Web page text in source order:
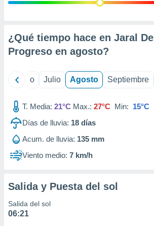
e
mediante
publicidad
de
1199
¿Qué tiempo hace en Jaral Del
Progreso en agosto?
Junio Julio Agosto Septiembre
T. Media: 21°C Max.: 27°C Min: 15°C
Días de lluvia: 18 días
Acum. de lluvia: 135 mm
Viento medio: 7 km/h
Salida y Puesta del sol
Salida del sol
06:21